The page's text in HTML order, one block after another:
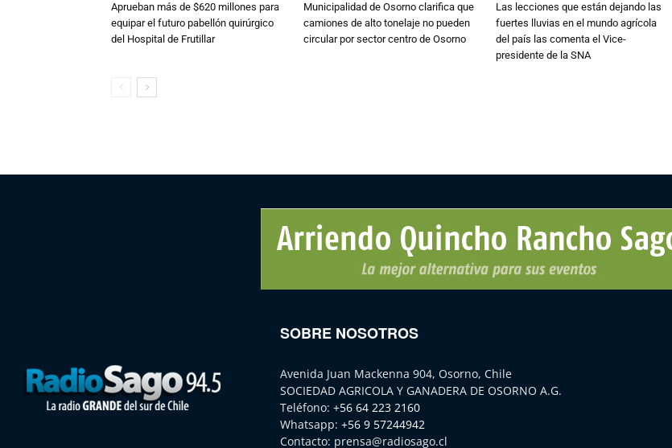
Aprueban más de $620 millones para
equipar el futuro pabellón quirúrgico
del Hospital de Frutillar
Municipalidad de Osorno clarifica que
camiones de alto tonelaje no pueden
circular por sector centro de Osorno
Las lecciones que están dejando las
fuertes lluvias en el mundo agrícola
del país las comenta el Vice-
presidente de la SNA
SOBRE NOSOTROS
Avenida Juan Mackenna 904, Osorno, Chile
SOCIEDAD AGRICOLA Y GANADERA DE OSORNO A.G.
Teléfono: +56 64 223 2160
Whatsapp: +56 9 57244942
Contacto: prensa@radiosago.cl